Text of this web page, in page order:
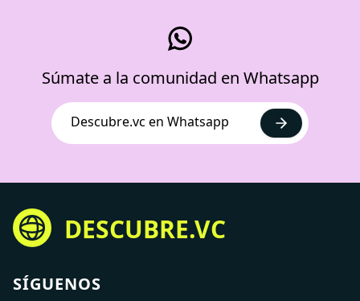
Súmate a la comunidad en Whatsapp
Descubre.vc en Whatsapp
DESCUBRE.VC
SÍGUENOS